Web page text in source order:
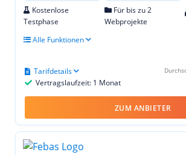
Kostenlose
Testphase
Für bis zu 2
Webprojekte
Alle Funktionen
Vertragslaufzeit: 1 Monat
Tarifdetails
ZUM ANBIETER